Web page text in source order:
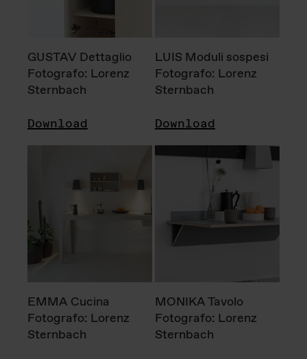
GUSTAV Dettaglio
Fotografo: Lorenz
Sternbach
Download
LUIS Moduli sospesi
Fotografo: Lorenz
Sternbach
Download
EMMA Cucina
Fotografo: Lorenz
Sternbach
MONIKA Tavolo
Fotografo: Lorenz
Sternbach